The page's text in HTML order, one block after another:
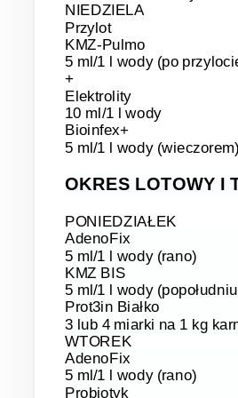
NIEDZIELA
Przylot
KMZ-Pulmo
5 ml/1 l wody (po
+
Elektrolity
10 ml/1 l wody
Bioinfex+
5 ml/1 l wody (wieczorem)
OKRES LOTOWY I
PONIEDZIAŁEK
AdenoFix
5 ml/1 l wody (rano)
KMZ BIS
5 ml/1 l wody
Prot3in Białko
3 lub 4 miarki na 1 kg
WTOREK
AdenoFix
5 ml/1 l wody (rano)
Probiotyk